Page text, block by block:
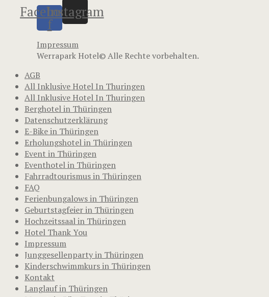
Facebook-
f
Instagram
Impressum
Werrapark Hotel© Alle Rechte vorbehalten.
AGB
All Inklusive Hotel In Thuringen
All Inklusive Hotel In Thuringen
Berghotel in Thüringen
Datenschutzerklärung
E-Bike in Thüringen
Erholungshotel in Thüringen
Event in Thüringen
Eventhotel in Thüringen
Fahrradtourismus in Thüringen
FAQ
Ferienbungalows in Thüringen
Geburtstagfeier in Thüringen
Hochzeitssaal in Thüringen
Hotel Thank You
Impressum
Junggesellenparty in Thüringen
Kinderschwimmkurs in Thüringen
Kontakt
Langlauf in Thüringen